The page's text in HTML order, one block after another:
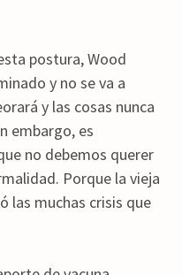
postura, Wood
y no se va a
y las cosas nunca
embargo, es
no debemos querer
Porque la vieja
las muchas crisis que